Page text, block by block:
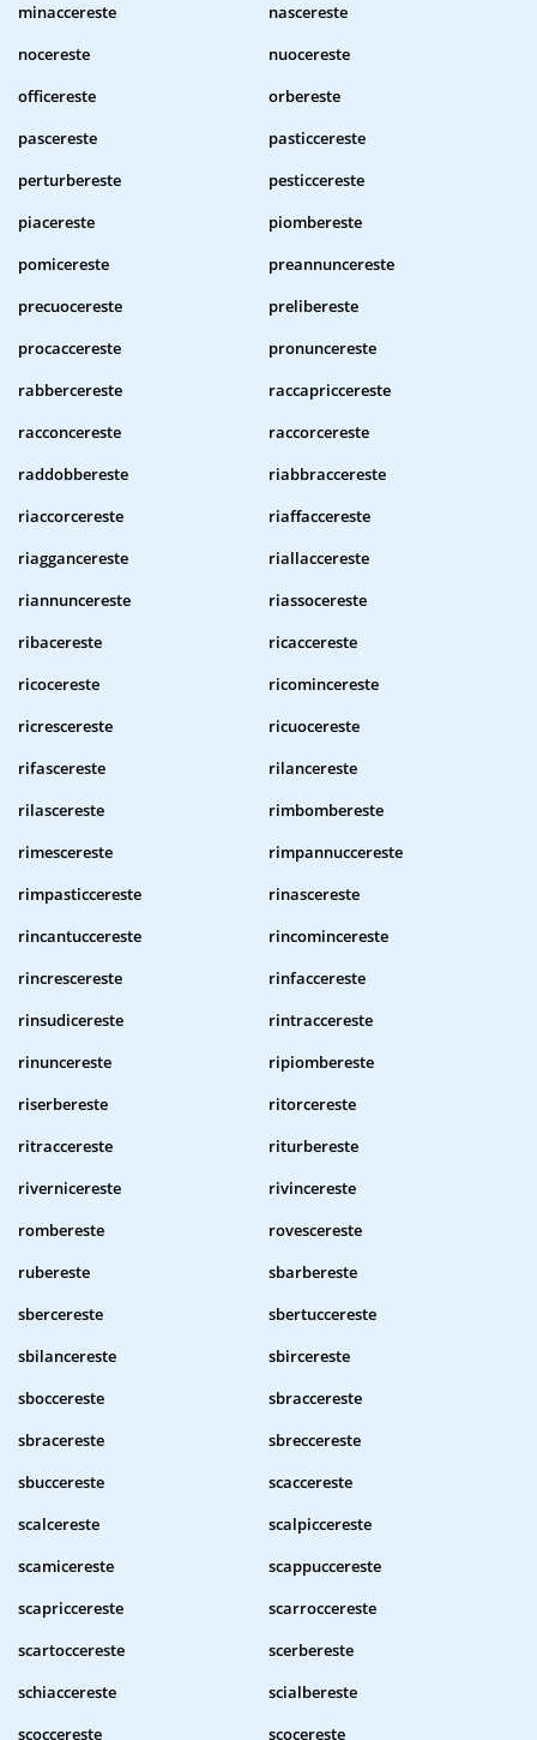
minaccereste
nascereste
nocereste
nuocereste
officereste
orbereste
pascereste
pasticcereste
perturbereste
pesticcereste
piacereste
piombereste
pomicereste
preannuncereste
precuocereste
prelibereste
procaccereste
pronuncereste
rabbercereste
raccapriccereste
racconcereste
raccorcereste
raddobbereste
riabbraccereste
riaccorcereste
riaffaccereste
riaggancereste
riallaccereste
riannuncereste
riassocereste
ribacereste
ricaccereste
ricocereste
ricomincereste
ricrescereste
ricuocereste
rifascereste
rilancereste
rilascereste
rimbombereste
rimescereste
rimpannuccereste
rimpasticcereste
rinascereste
rincantuccereste
rincomincereste
rincrescereste
rinfaccereste
rinsudicereste
rintraccereste
rinuncereste
ripiombereste
riserbereste
ritorcereste
ritraccereste
riturbereste
rivernicereste
rivincereste
rombereste
rovescereste
rubereste
sbarbereste
sbercereste
sbertuccereste
sbilancereste
sbircereste
sboccereste
sbraccereste
sbracereste
sbreccereste
sbuccereste
scaccereste
scalcereste
scalpiccereste
scamicereste
scappuccereste
scapriccereste
scarroccereste
scartoccereste
scerbereste
schiaccereste
scialbereste
scoccereste
scocereste